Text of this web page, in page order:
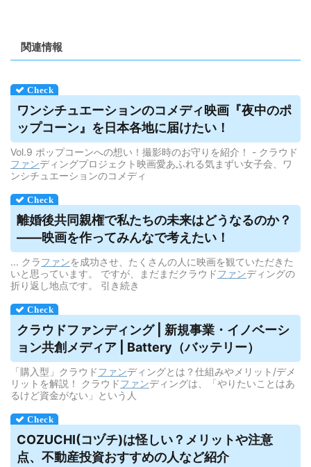
関連情報
ワンシチュエーションのコメディ映画『夜中のポ
ップコーン』を日本各地に届けたい！
Vol.9 ポップコーンへの想い！撮影時のお守りを紹介！ - クラウド
ファンディングプロジェクト映画愛あふれる気まずい女子会、ワ
ンシチュエーションのコメディ
離婚後共同親権で私たちの未来はどうなるのか？
——映画を作ってみんなで考えたい！
... クラファンを成功させ、たくさんの人に映画を観ていただきた
いと思っています。 ですが、まだまだクラウドファンディングの
折り返し地点です。 引き続き
クラウドファンディング| 新規事業・イノベーシ
ョン共創メディア | Battery（バッテリー）
「購入型」クラウドファンディングとは？仕組みやメリット/デメ
リットを解説！ クラウドファンディングは、「やりたいことはあ
るけど資金がない」という人
COZUCHI(コヅチ)は怪しい？メリットや注意
点、不動産投資おすすめの人など紹介